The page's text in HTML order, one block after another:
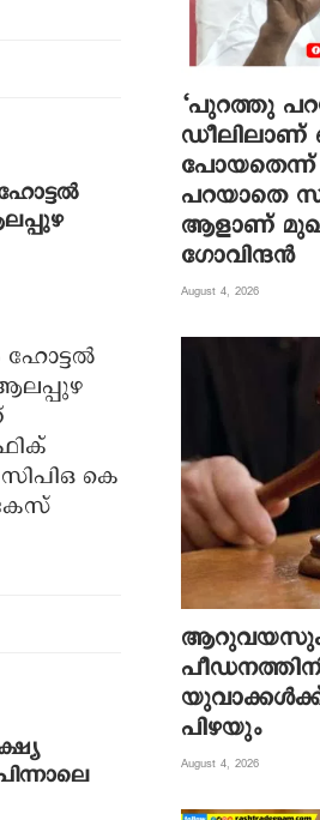
ഹോട്ടൽ
കെ
‘പുറത്തു
ഡീലിലാണ്
പോയതെന്ന്
പറയാതെ
ആളാണ്
ഗോവിന്ദൻ
August 4, 2026
പിഴയും
August 4, 2026